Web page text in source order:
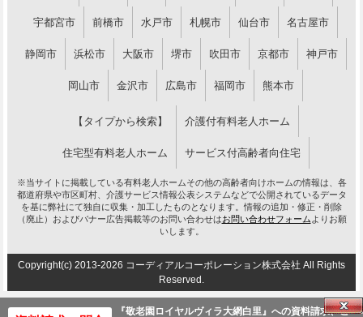
宇都宮市 前橋市 水戸市 札幌市 仙台市 名古屋市
静岡市 浜松市 大阪市 堺市 吹田市 京都市 神戸市
岡山市 金沢市 広島市 福岡市 熊本市
【タイプから検索】 介護付有料老人ホーム
住宅型有料老人ホーム サービス付高齢者向住宅
※当サイトに掲載している有料老人ホームその他の高齢者向けホームの情報は、各
都道府県や市区町村、介護サービス情報公表システムなどで公開されているデータ
を基に弊社にて独自に収集・加工したものとなります。情報の追加・修正・削除
（廃止）およびバナー広告掲載等のお問い合わせはお問い合わせフォーム よりお願
いします。
Copyright(c) 2013-2026 コーディアルコーポレーション株式会社 All Rights
Reserved.
『敬老園ロイヤルヴィラ大網白里』への資料請求、ご